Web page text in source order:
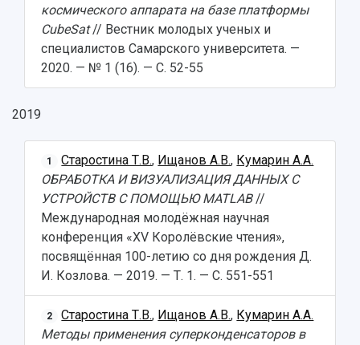
космического аппарата на базе платформы
CubeSat// Вестник молодых ученых и
специалистов Самарского университета. —
2020. — № 1 (16). — С. 52-55
2019
1 Старостина Т.В., Ищанов А.В., Кумарин А.А.
ОБРАБОТКА И ВИЗУАЛИЗАЦИЯ ДАННЫХ С
УСТРОЙСТВ С ПОМОЩЬЮ MATLAB//
Международная молодёжная научная
конференция «XV Королёвские чтения»,
посвящённая 100-летию со дня рождения Д.
И. Козлова. — 2019. — Т. 1. — С. 551-551
2 Старостина Т.В., Ищанов А.В., Кумарин А.А.
Методы применения суперконденсаторов в